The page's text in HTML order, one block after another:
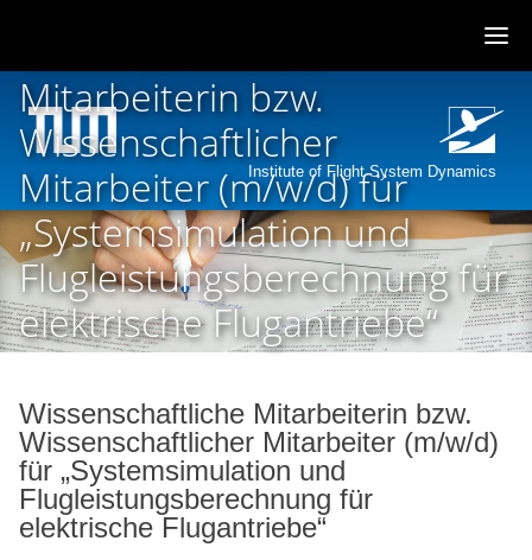
Skip
content
Institute of Flight System Dynamics
Mitarbeiterin bzw.
Wissenschaftlicher
Mitarbeiter (m/w/d) für
„Systemsimulation und
Flugleistungsberechnung für
elektrische Flugantriebe“
Wissenschaftliche Mitarbeiterin bzw.
Wissenschaftlicher Mitarbeiter (m/w/d)
für „Systemsimulation und
Flugleistungsberechnung für
elektrische Flugantriebe“